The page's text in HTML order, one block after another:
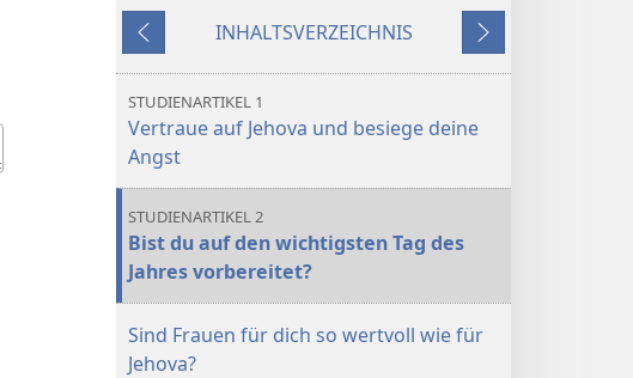
WACHTTURM
Januar 2024
WACHTTURM
Januar 2024
Zurück
INHALTSVERZEICHNIS
Weiter
STUDIENARTIKEL 1
Vertraue auf Jehova und besiege deine
Angst
STUDIENARTIKEL 2
Bist du auf den wichtigsten Tag des
Jahres vorbereitet?
Sind Frauen für dich so wertvoll wie für
Jehova?